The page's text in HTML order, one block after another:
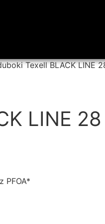
Texell BLACK LINE
LINE
PFOA*